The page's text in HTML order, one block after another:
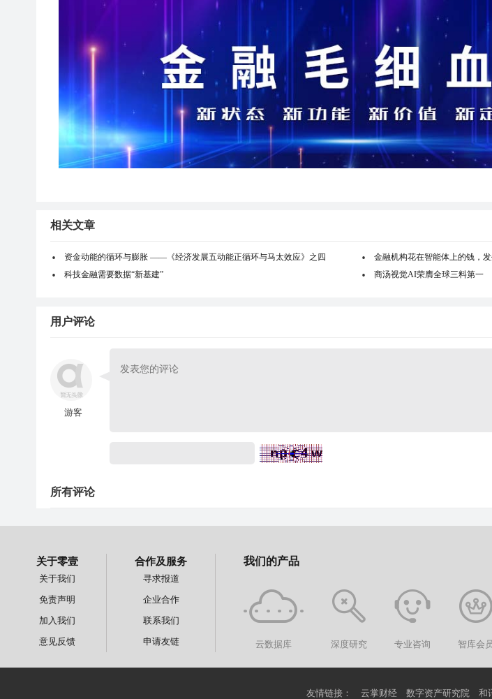
相关文章
资金动能的循环与膨胀 ——《经济发展五动能正循环与马太效应》之四
金融机构花在智能体上的钱，
科技金融需要数据“新基建”
商汤视觉AI荣膺全球三料第一
用户评论
游客
所有评论
关于零壹
关于我们
免责声明
加入我们
意见反馈
合作及服务
寻求报道
企业合作
联系我们
申请友链
我们的产品
云数据库 深度研究 专业咨询 智库会
友情链接： 云掌财经 数字资产研究院 和